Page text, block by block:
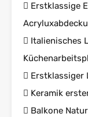
 Erstklassige
 Italienisches
 Erstklassiger
 Keramik
 Balkone